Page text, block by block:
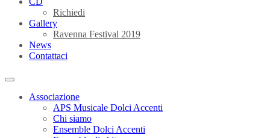
Richiedi
Gallery
Ravenna Festival 2019
News
Contattaci
Associazione
APS Musicale Dolci Accenti
Chi siamo
Ensemble Dolci Accenti